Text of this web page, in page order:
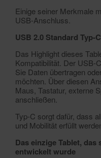
Einige seiner Merkmale
USB-Anschluss.
USB 2.0 Standard Typ-C
Das Highlight dieses
Kompatibilität. Der USB-
Sie Daten übertragen
möchten. Über diesen
Maus, Tastatur, externe
anschließen.
Typ-C sorgt dafür, dass
und Mobilität erfüllt
Das einzige Tablet,
entwickelt wurde